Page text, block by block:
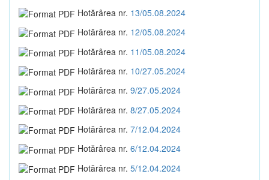
Hotărârea nr. 13/05.08.2024
Hotărârea nr. 12/05.08.2024
Hotărârea nr. 11/05.08.2024
Hotărârea nr. 10/27.05.2024
Hotărârea nr. 9/27.05.2024
Hotărârea nr. 8/27.05.2024
Hotărârea nr. 7/12.04.2024
Hotărârea nr. 6/12.04.2024
Hotărârea nr. 5/12.04.2024